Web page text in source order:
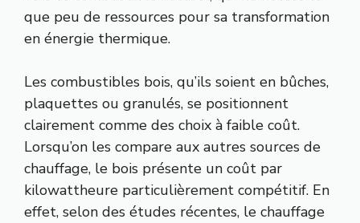
que peu de ressources pour sa transformation
en énergie thermique.
Les combustibles bois, qu’ils soient en bûches,
plaquettes ou granulés, se positionnent
clairement comme des choix à faible coût.
Lorsqu’on les compare aux autres sources de
chauffage, le bois présente un coût par
kilowattheure particulièrement compétitif. En
effet, selon des études récentes, le chauffage